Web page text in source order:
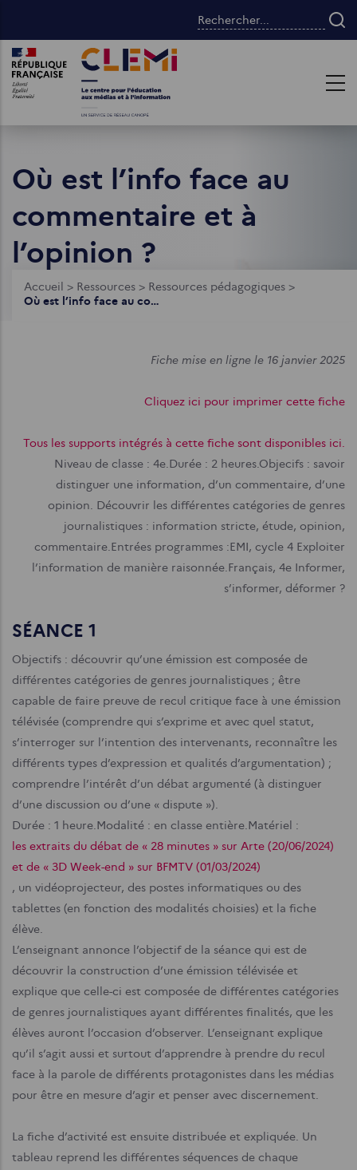
contenu
principal
Rechercher...
Images Images
Où est l’info face au
commentaire et à
l’opinion ?
Fil
Accueil > Ressources > Ressources pédagogiques >
Où est l’info face au commentaire et à l’opinion ?
Fiche mise en ligne le 16 janvier 2025
Cliquez ici pour imprimer cette fiche
Tous les supports intégrés à cette fiche sont disponibles ici.
Niveau de classe : 4e.Durée : 2 heures.Objecifs : savoir
distinguer une information, d’un commentaire, d’une
opinion. Découvrir les différentes catégories de genres
journalistiques : information stricte, étude, opinion,
commentaire.Entrées programmes :EMI, cycle 4 Exploiter
l’information de manière raisonnée.Français, 4e Informer,
s’informer, déformer ?
SÉANCE 1
Objectifs : découvrir qu’une émission est composée de
différentes catégories de genres journalistiques ; être
capable de faire preuve de recul critique face à une émission
télévisée (comprendre qui s’exprime et avec quel statut,
s’interroger sur l’intention des intervenants, reconnaître les
différents types d’expression et qualités d’argumentation) ;
comprendre l’intérêt d’un débat argumenté (à distinguer
d’une discussion ou d’une « dispute »).
Durée : 1 heure.Modalité : en classe entière.Matériel :
les extraits du débat de « 28 minutes » sur Arte (20/06/2024)
et de « 3D Week-end » sur BFMTV (01/03/2024)
, un vidéoprojecteur, des postes informatiques ou des
tablettes (en fonction des modalités choisies) et la fiche
élève.
L’enseignant annonce l’objectif de la séance qui est de
découvrir la construction d’une émission télévisée et
explique que celle-ci est composée de différentes catégories
de genres journalistiques ayant différentes finalités, que les
élèves auront l’occasion d’observer. L’enseignant explique
qu’il s’agit aussi et surtout d’apprendre à prendre du recul
face à la parole de différents protagonistes dans les médias
pour être en mesure d’agir et penser avec discernement.
La fiche d’activité est ensuite distribuée et expliquée. Un
tableau reprend les différentes séquences de chaque